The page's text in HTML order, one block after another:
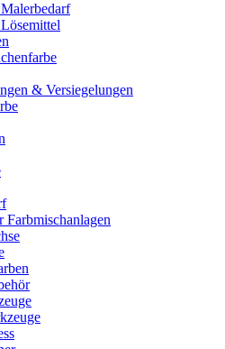
& Versiegelungen
Farbmischanlagen